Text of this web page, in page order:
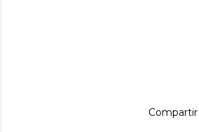
Compartir